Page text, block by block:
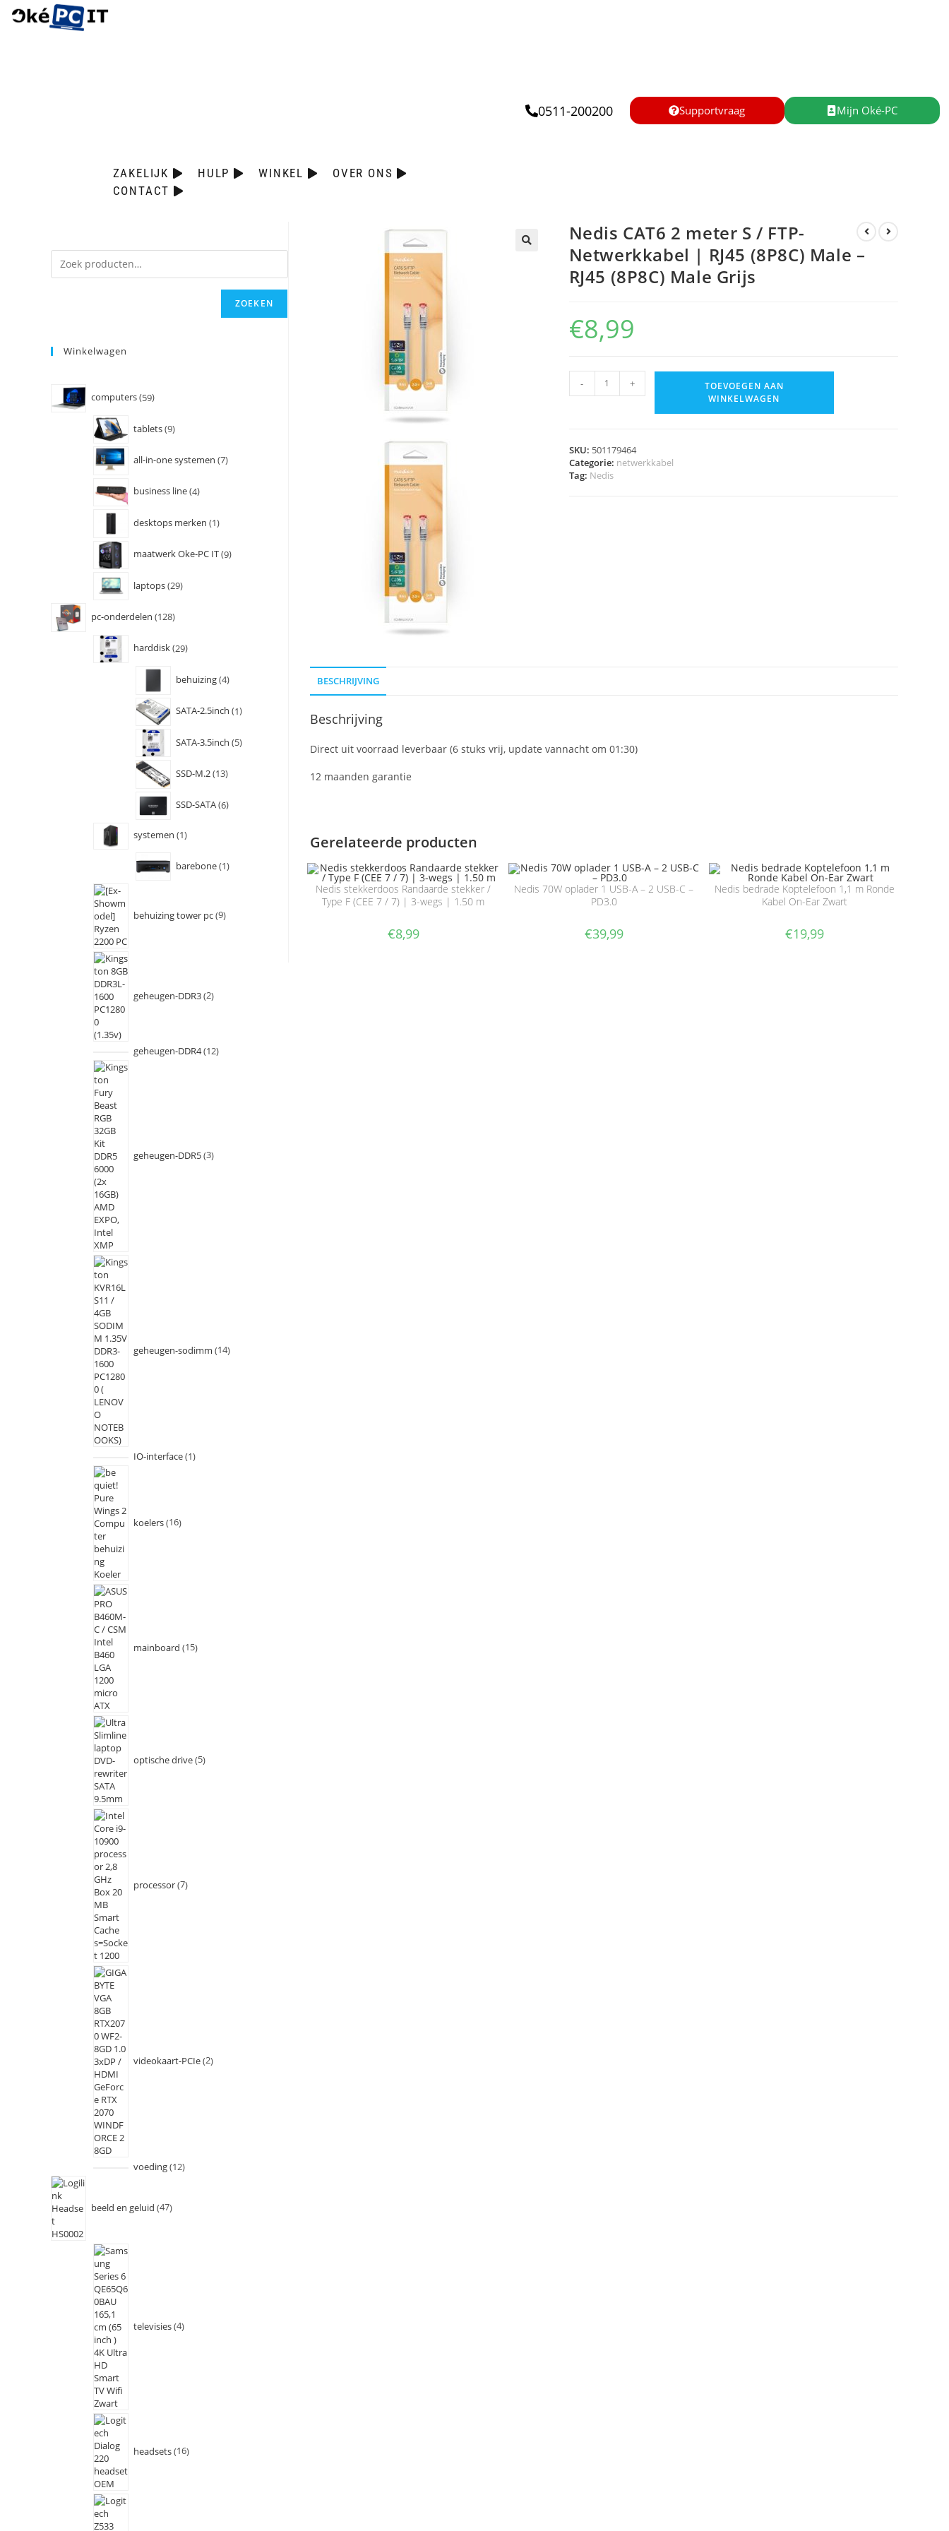
ZAKELIJK HULP WINKEL
OVER ONS
CONTACT
0511-200200 Supportvraag Mijn Oké-PC
Nedis CAT6 2 meter S / FTP-
Netwerkkabel | RJ45 (8P8C) Male –
RJ45 (8P8C) Male Grijs
€8,99
- +
TOEVOEGEN AAN
WINKELWAGEN
SKU: 501179464
Categorie: netwerkkabel
Tag: Nedis
BESCHRIJVING
Beschrijving
Direct uit voorraad leverbaar (6 stuks vrij, update vannacht om 01:30)
12 maanden garantie
Gerelateerde producten
Nedis stekkerdoos Randaarde stekker /
Type F (CEE 7 / 7) | 3-wegs | 1.50 m
€8,99
Nedis 70W oplader 1 USB-A – 2 USB-C –
PD3.0
€39,99
Nedis bedrade Koptelefoon 1,1 m Ronde
Kabel On-Ear Zwart
€19,99
ZOEKEN
Winkelwagen
computers 59
tablets 9
all-in-one systemen 7
business line 4
desktops merken 1
maatwerk Oke-PC IT 9
laptops 29
pc-onderdelen 128
harddisk 29
behuizing 4
SATA-2.5inch 1
SATA-3.5inch 5
SSD-M.2 13
SSD-SATA 6
systemen 1
barebone 1
behuizing tower pc 9
geheugen-DDR3 2
geheugen-DDR4 12
geheugen-DDR5 3
geheugen-sodimm 14
IO-interface 1
koelers 16
mainboard 15
optische drive 5
processor 7
videokaart-PCIe 2
voeding 12
beeld en geluid 47
televisies 4
headsets 16